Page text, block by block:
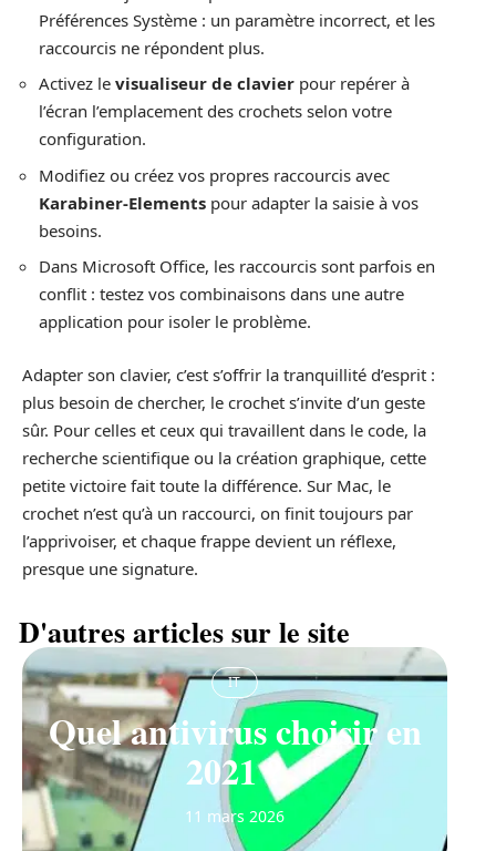
Préférences Système : un paramètre incorrect, et les
raccourcis ne répondent plus.
Activez le visualiseur de clavier pour repérer à
l’écran l’emplacement des crochets selon votre
configuration.
Modifiez ou créez vos propres raccourcis avec
Karabiner-Elements pour adapter la saisie à vos
besoins.
Dans Microsoft Office, les raccourcis sont parfois en
conflit : testez vos combinaisons dans une autre
application pour isoler le problème.
Adapter son clavier, c’est s’offrir la tranquillité d’esprit :
plus besoin de chercher, le crochet s’invite d’un geste
sûr. Pour celles et ceux qui travaillent dans le code, la
recherche scientifique ou la création graphique, cette
petite victoire fait toute la différence. Sur Mac, le
crochet n’est qu’à un raccourci, on finit toujours par
l’apprivoiser, et chaque frappe devient un réflexe,
presque une signature.
D'autres articles sur le site
IT
Quel antivirus choisir en
2021 ?
11 mars 2026